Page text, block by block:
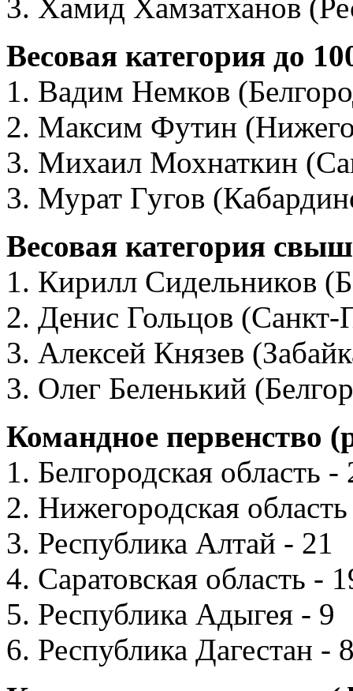
3. Хамид Хамзатханов
Весовая категория до
1. Вадим Немков
2. Максим Футин
3. Михаил Мохнаткин
3. Мурат Гугов
Весовая категория
1. Кирилл Сидельников
2. Денис Гольцов (Санкт-
3. Алексей Князев
3. Олег Беленький
Командное первенство
1. Белгородская область -
2. Нижегородская
3. Республика Алтай - 21
4. Саратовская область -
5. Республика Адыгея - 9
6. Республика Дагестан -